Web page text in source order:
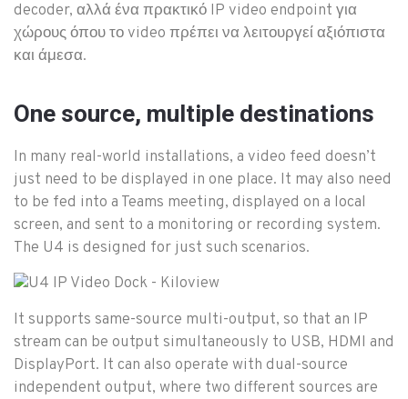
decoder, αλλά ένα πρακτικό IP video endpoint για
χώρους όπου το video πρέπει να λειτουργεί αξιόπιστα
και άμεσα.
One source, multiple destinations
In many real-world installations, a video feed doesn’t
just need to be displayed in one place. It may also need
to be fed into a Teams meeting, displayed on a local
screen, and sent to a monitoring or recording system.
The U4 is designed for just such scenarios.
It supports same-source multi-output, so that an IP
stream can be output simultaneously to USB, HDMI and
DisplayPort. It can also operate with dual-source
independent output, where two different sources are